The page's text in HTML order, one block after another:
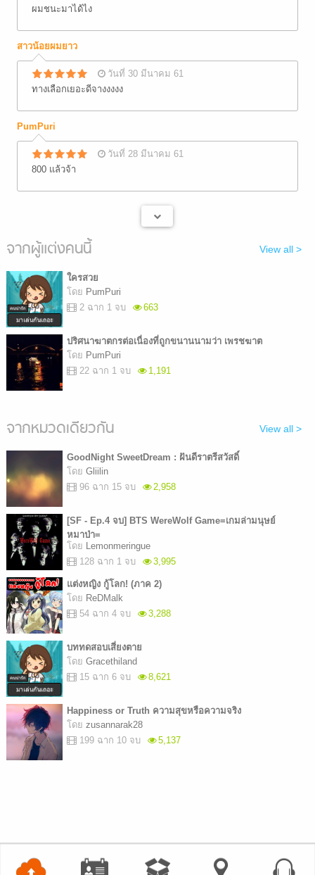
ผมชนะมาได้ไง
สาวน้อยผมยาว
วันที่ 30 มีนาคม 61
ทางเลือกเยอะดีจางงงงง
PumPuri
วันที่ 28 มีนาคม 61
800 แล้วจ้า
จากผู้แต่งคนนี้ View all >
ใครสวย
โดย PumPuri
2 ฉาก 1 จบ
663
ปริศนาฆาตกรต่อเนื่องที่ถูกขนานนามว่า เพรชฆาต
โดย PumPuri
22 ฉาก 1 จบ
1,191
จากหมวดเดียวกัน View all >
GoodNight SweetDream : ฝันดีราตรีสวัสดิ์
โดย Gliilin
96 ฉาก 15 จบ
2,958
[SF - Ep.4 จบ] BTS WereWolf Game=เกมล่ามนุษย์
หมาป่า=
โดย
Lemonmeringue
128 ฉาก 1 จบ
3,995
แต่งหญิง กู้โลก! (ภาค 2)
โดย ReDMalk
54 ฉาก 4 จบ
3,288
บททดสอบเสี่ยงตาย
โดย Gracethiland
15 ฉาก 6 จบ
8,621
Happiness or Truth ความสุขหรือความจริง
โดย zusannarak28
199 ฉาก 10 จบ
5,137